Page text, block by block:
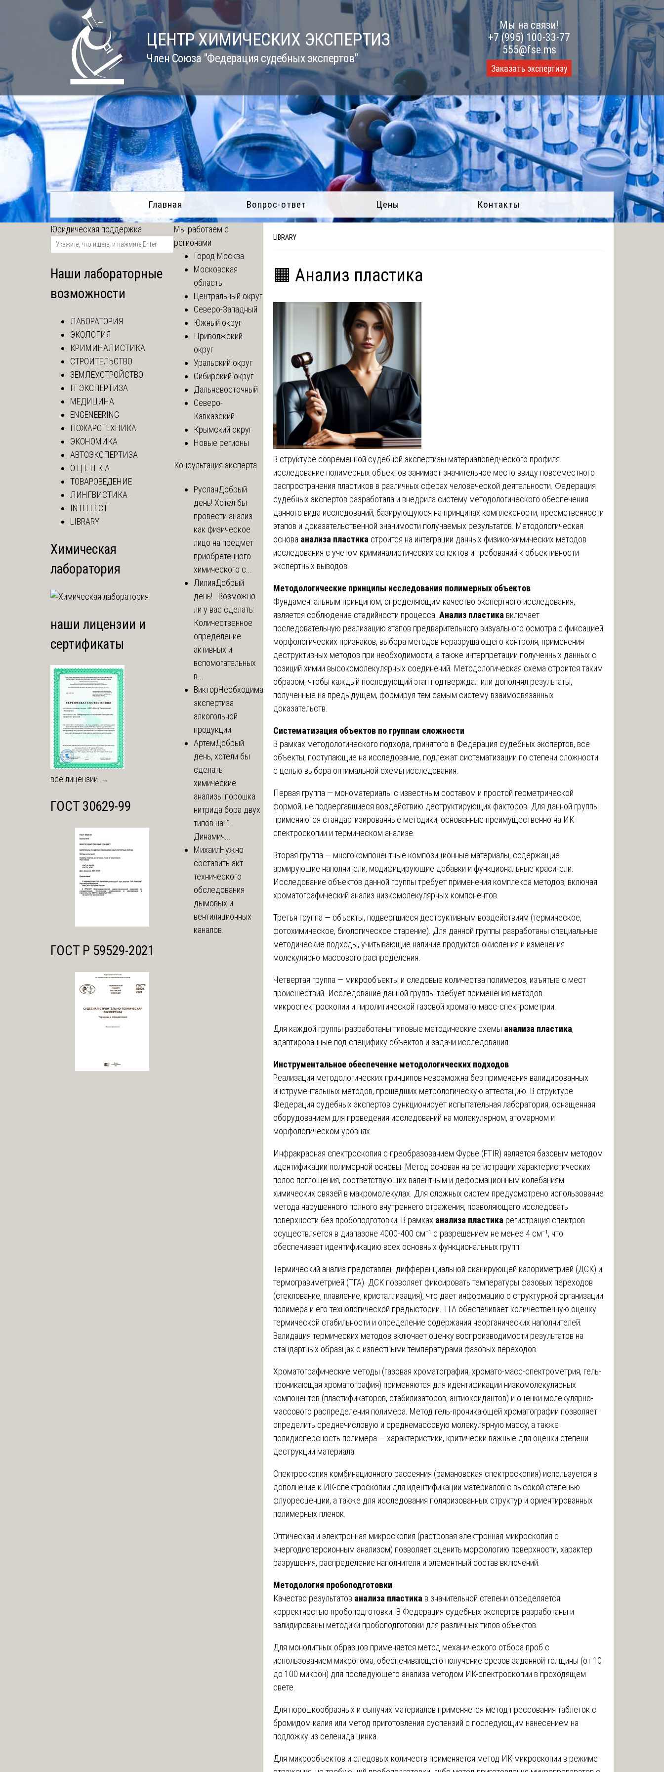
ЦЕНТР ХИМИЧЕСКИХ ЭКСПЕРТИЗ
Член Союза "Федерация судебных экспертов"
Мы на связи!
+7 (995) 100-33-77
555@fse.ms
Заказать экспертизу
Главная Вопрос-ответ Цены Контакты
LIBRARY
🟧 Анализ пластика
В структуре современной судебной экспертизы материаловедческого профиля
исследование полимерных объектов занимает значительное место ввиду повсеместного
распространения пластиков в различных сферах человеческой деятельности. Федерация
судебных экспертов разработала и внедрила систему методологического обеспечения
данного вида исследований, базирующуюся на принципах комплексности, преемственности
этапов и доказательственной значимости получаемых результатов. Методологическая
основа анализа пластика строится на интеграции данных физико-химических методов
исследования с учетом криминалистических аспектов и требований к объективности
экспертных выводов.
Методологические принципы исследования полимерных объектов
Фундаментальным принципом, определяющим качество экспертного исследования,
является соблюдение стадийности процесса. Анализ пластика включает
последовательную реализацию этапов предварительного визуального осмотра с фиксацией
морфологических признаков, выбора методов неразрушающего контроля, применения
деструктивных методов при необходимости, а также интерпретации полученных данных с
позиций химии высокомолекулярных соединений. Методологическая схема строится таким
образом, чтобы каждый последующий этап подтверждал или дополнял результаты,
полученные на предыдущем, формируя тем самым систему взаимосвязанных
доказательств.
Систематизация объектов по группам сложности
В рамках методологического подхода, принятого в Федерация судебных экспертов, все
объекты, поступающие на исследование, подлежат систематизации по степени сложности
с целью выбора оптимальной схемы исследования.
Первая группа — мономатериалы с известным составом и простой геометрической
формой, не подвергавшиеся воздействию деструктирующих факторов. Для данной группы
применяются стандартизированные методики, основанные преимущественно на ИК-
спектроскопии и термическом анализе.
Вторая группа — многокомпонентные композиционные материалы, содержащие
армирующие наполнители, модифицирующие добавки и функциональные красители.
Исследование объектов данной группы требует применения комплекса методов, включая
хроматографический анализ низкомолекулярных компонентов.
Третья группа — объекты, подвергшиеся деструктивным воздействиям (термическое,
фотохимическое, биологическое старение). Для данной группы разработаны специальные
методические подходы, учитывающие наличие продуктов окисления и изменения
молекулярно-массового распределения.
Четвертая группа — микрообъекты и следовые количества полимеров, изъятые с мест
происшествий. Исследование данной группы требует применения методов
микроспектроскопии и пиролитической газовой хромато-масс-спектрометрии.
Для каждой группы разработаны типовые методические схемы анализа пластика,
адаптированные под специфику объектов и задачи исследования.
Инструментальное обеспечение методологических подходов
Реализация методологических принципов невозможна без применения валидированных
инструментальных методов, прошедших метрологическую аттестацию. В структуре
Федерация судебных экспертов функционирует испытательная лаборатория, оснащенная
оборудованием для проведения исследований на молекулярном, атомарном и
морфологическом уровнях.
Инфракрасная спектроскопия с преобразованием Фурье (FTIR) является базовым методом
идентификации полимерной основы. Метод основан на регистрации характеристических
полос поглощения, соответствующих валентным и деформационным колебаниям
химических связей в макромолекулах. Для сложных систем предусмотрено использование
метода нарушенного полного внутреннего отражения, позволяющего исследовать
поверхности без пробоподготовки. В рамках анализа пластика регистрация спектров
осуществляется в диапазоне 4000-400 см⁻¹ с разрешением не менее 4 см⁻¹, что
обеспечивает идентификацию всех основных функциональных групп.
Термический анализ представлен дифференциальной сканирующей калориметрией (ДСК) и
термогравиметрией (ТГА). ДСК позволяет фиксировать температуры фазовых переходов
(стеклование, плавление, кристаллизация), что дает информацию о структурной организации
полимера и его технологической предыстории. ТГА обеспечивает количественную оценку
термической стабильности и определение содержания неорганических наполнителей.
Валидация термических методов включает оценку воспроизводимости результатов на
стандартных образцах с известными температурами фазовых переходов.
Хроматографические методы (газовая хроматография, хромато-масс-спектрометрия, гель-
проникающая хроматография) применяются для идентификации низкомолекулярных
компонентов (пластификаторов, стабилизаторов, антиоксидантов) и оценки молекулярно-
массового распределения полимера. Метод гель-проникающей хроматографии позволяет
определить среднечисловую и среднемассовую молекулярную массу, а также
полидисперсность полимера — характеристики, критически важные для оценки степени
деструкции материала.
Спектроскопия комбинационного рассеяния (рамановская спектроскопия) используется в
дополнение к ИК-спектроскопии для идентификации материалов с высокой степенью
флуоресценции, а также для исследования поляризованных структур и ориентированных
полимерных пленок.
Оптическая и электронная микроскопия (растровая электронная микроскопия с
энергодисперсионным анализом) позволяет оценить морфологию поверхности, характер
разрушения, распределение наполнителя и элементный состав включений.
Методология пробоподготовки
Качество результатов анализа пластика в значительной степени определяется
корректностью пробоподготовки. В Федерация судебных экспертов разработаны и
валидированы методики пробоподготовки для различных типов объектов.
Для монолитных образцов применяется метод механического отбора проб с
использованием микротома, обеспечивающего получение срезов заданной толщины (от 10
до 100 микрон) для последующего анализа методом ИК-спектроскопии в проходящем
свете.
Для порошкообразных и сыпучих материалов применяется метод прессования таблеток с
бромидом калия или метод приготовления суспензий с последующим нанесением на
подложку из селенида цинка.
Для микрообъектов и следовых количеств применяется метод ИК-микроскопии в режиме
Юридическая поддержка
Наши лабораторные
возможности
ЛАБОРАТОРИЯ
ЭКОЛОГИЯ
КРИМИНАЛИСТИКА
СТРОИТЕЛЬСТВО
ЗЕМЛЕУСТРОЙСТВО
IT ЭКСПЕРТИЗА
МЕДИЦИНА
ENGENEERING
ПОЖАРОТЕХНИКА
ЭКОНОМИКА
АВТОЭКСПЕРТИЗА
О Ц Е Н К А
ТОВАРОВЕДЕНИЕ
ЛИНГВИСТИКА
INTELLECT
LIBRARY
Химическая
лаборатория
наши лицензии и
сертификаты
все лицензии →
ГОСТ 30629-99
ГОСТ Р 59529-2021
Мы работаем с
регионами
Город Москва
Московская
область
Центральный округ
Северо-Западный
Южный округ
Приволжский
округ
Уральский округ
Сибирский округ
Дальневосточный
Северо-
Кавказский
Крымский округ
Новые регионы
Консультация эксперта
РусланДобрый
день! Хотел бы
провести анализ
как физическое
лицо на предмет
приобретенного
химического с...
ЛилияДобрый
день! Возможно
ли у вас сделать:
Количественное
определение
активных и
вспомогательных
в...
ВикторНеобходима
экспертиза
алкогольной
продукции
АртемДобрый
день, хотели бы
сделать
химические
анализы порошка
нитрида бора двух
типов на: 1.
Динамич...
МихаилНужно
составить акт
технического
обследования
дымовых и
вентиляционных
каналов.